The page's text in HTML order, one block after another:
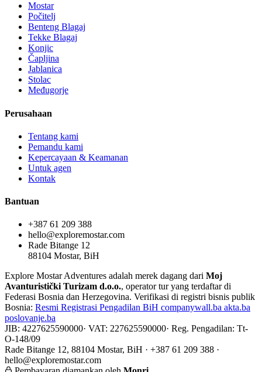
Mostar
Počitelj
Benteng Blagaj
Tekke Blagaj
Konjic
Čapljina
Jablanica
Stolac
Međugorje
Perusahaan
Tentang kami
Pemandu kami
Kepercayaan & Keamanan
Untuk agen
Kontak
Bantuan
+387 61 209 388
hello@exploremostar.com
Rade Bitange 12
88104 Mostar, BiH
Explore Mostar Adventures adalah merek dagang dari Moj
Avanturistički Turizam d.o.o., operator tur yang terdaftar di
Federasi Bosnia dan Herzegovina. Verifikasi di registri bisnis publik
Bosnia: Resmi Registrasi Pengadilan BiH companywall.ba akta.ba
poslovanje.ba
JIB: 4227625590000· VAT: 227625590000· Reg. Pengadilan: Tt-
O-148/09
Rade Bitange 12, 88104 Mostar, BiH · +387 61 209 388 ·
hello@exploremostar.com